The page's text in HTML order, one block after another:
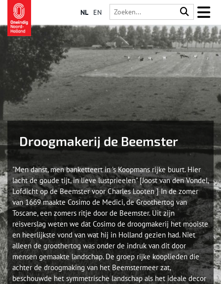
NL EN
Droogmakerij de Beemster
"Men danst, men banketteert in 's Koopmans rijke buurt. Hier
lacht de goude tijt, in lieve lustprieelen" [Joost van den Vondel,
Lofdicht op de Beemster voor Charles Looten ] In de zomer
van 1669 maakte Cosimo de Medici, de Groothertog van
Toscane, een zomers ritje door de Beemster. Uit zijn
reisverslag weten we dat Cosimo de droogmakerij het mooiste
en heerlijkste vond van wat hij in Holland gezien had. Niet
alleen de groothertog was onder de indruk van dit door
mensen gemaakte landschap. De groep rijke kooplieden die
achter de droogmaking van het Beemstermeer zat,
beschouwde het symmetrische landschap als het ideale decor